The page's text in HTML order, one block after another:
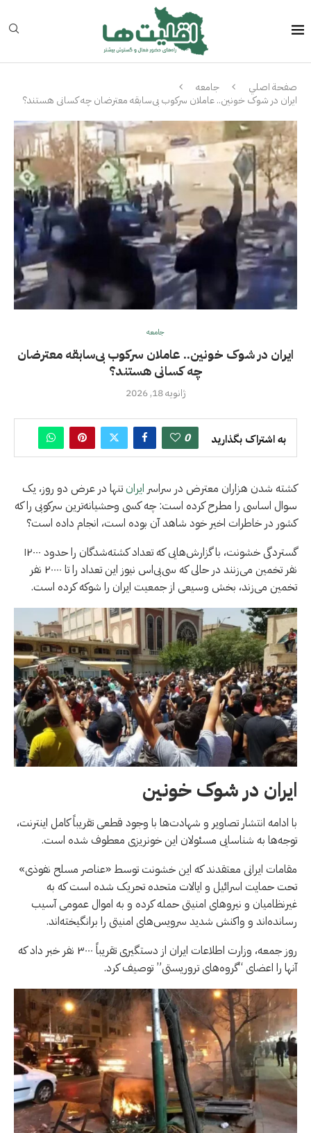
صفحة اصلي
جامعه
ایران در شوک خونین.. عاملان سرکوب بی‌سابقه معترضان چه کسانی هستند؟
جامعه
ایران در شوک خونین.. عاملان سرکوب بی‌سابقه معترضان
چه کسانی هستند؟
ژانویه 18, 2026
به اشتراک بگذارید 0
کشته شدن هزاران معترض در سراسر ایرانتنها در عرض دو روز، یک
سوال اساسی را مطرح کرده است: چه کسی وحشیانه‌ترین سرکوبی را که
کشور در خاطرات اخیر خود شاهد آن بوده است، انجام داده است؟
گستردگی خشونت، با گزارش‌هایی که تعداد کشته‌شدگان را حدود ۱۲۰۰۰
نفر تخمین می‌زنند در حالی که سی‌بی‌اس نیوز این تعداد را تا ۲۰۰۰۰ نفر
تخمین می‌زند، بخش وسیعی از جمعیت ایران را شوکه کرده است.
ایران در شوک خونین
با ادامه انتشار تصاویر و شهادت‌ها با وجود قطعی تقریباً کامل اینترنت،
توجه‌ها به شناسایی مسئولان این خونریزی معطوف شده است.
مقامات ایرانی معتقدند که این خشونت توسط «عناصر مسلح نفوذی»
تحت حمایت اسرائیل و ایالات متحده تحریک شده است که به
غیرنظامیان و نیروهای امنیتی حمله کرده و به اموال عمومی آسیب
رسانده‌اند و واکنش شدید سرویس‌های امنیتی را برانگیخته‌اند.
روز جمعه، وزارت اطلاعات ایران از دستگیری تقریباً ۳۰۰۰ نفر خبر داد که
آنها را اعضای “گروه‌های تروریستی” توصیف کرد.